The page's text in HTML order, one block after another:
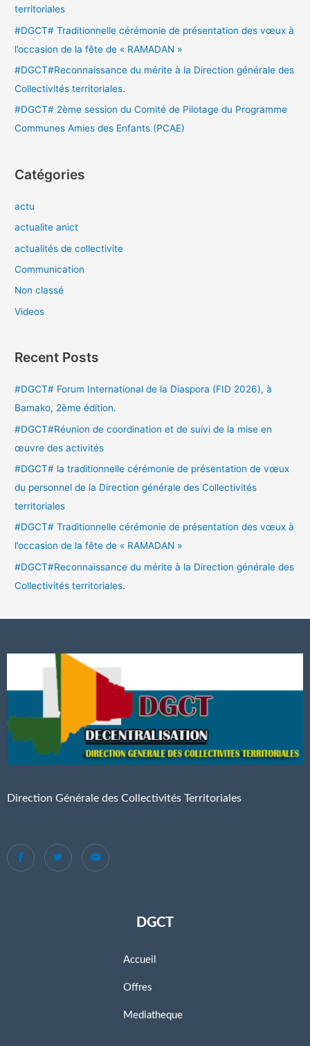
:
territoriales
#DGCT# Traditionnelle cérémonie de présentation des vœux à
l’occasion de la fête de « RAMADAN »
#DGCT#Reconnaissance du mérite à la Direction générale des
Collectivités territoriales.
#DGCT# 2ème session du Comité de Pilotage du Programme
Communes Amies des Enfants (PCAE)
Catégories
actu
actualite anict
actualités de collectivite
Communication
Non classé
Videos
Recent Posts
#DGCT# Forum International de la Diaspora (FID 2026), à
Bamako, 2ème édition.
#DGCT#Réunion de coordination et de suivi de la mise en
œuvre des activités
#DGCT# la traditionnelle cérémonie de présentation de vœux
du personnel de la Direction générale des Collectivités
territoriales
#DGCT# Traditionnelle cérémonie de présentation des vœux à
l’occasion de la fête de « RAMADAN »
#DGCT#Reconnaissance du mérite à la Direction générale des
Collectivités territoriales.
Direction Générale des Collectivités Territoriales
DGCT
Accueil
Offres
Mediatheque